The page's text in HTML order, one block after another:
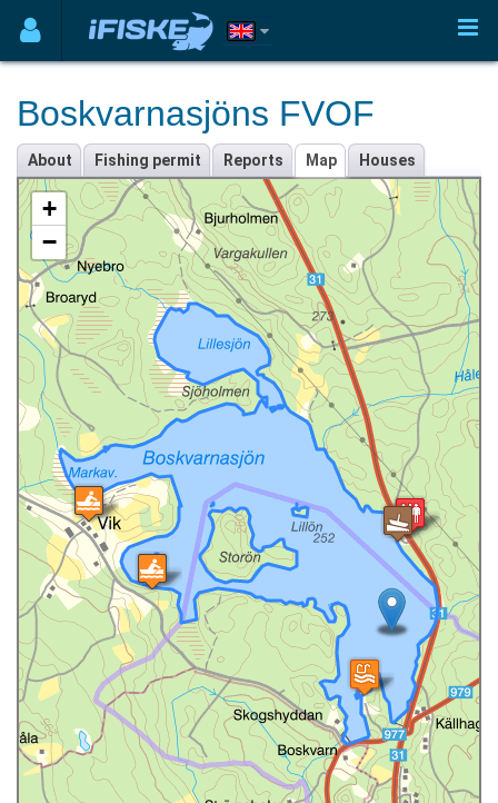
Boskvarnasjöns FVOF
About Fishing permit Reports Map Houses
+
−